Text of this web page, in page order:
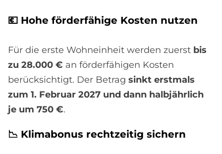
💶 Hohe för­der­fä­hi­ge Ko­sten nut­zen
Für die erste Wohneinheit werden zuerst bis
zu 28.000 € an förderfähigen Kosten
berücksichtigt. Der Betrag sinkt erstmals
zum 1. Februar 2027 und dann halbjährlich
je um 750 €.
📉 Kli­m­abo­nus recht­zei­tig si­chern